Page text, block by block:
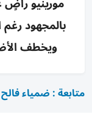
ويخطف
متابعة : ضمياء فالح